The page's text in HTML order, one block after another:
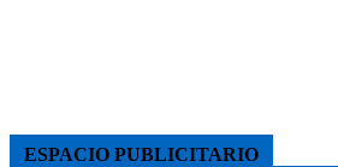
ESPACIO PUBLICITARIO